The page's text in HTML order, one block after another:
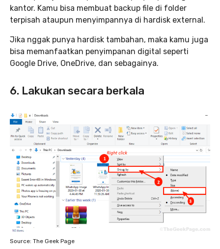
kantor. Kamu bisa membuat backup file di folder
terpisah ataupun menyimpannya di hardisk external.
Jika nggak punya hardisk tambahan, maka kamu juga
bisa memanfaatkan penyimpanan digital seperti
Google Drive, OneDrive, dan sebagainya.
6. Lakukan secara berkala
Source: The Geek Page